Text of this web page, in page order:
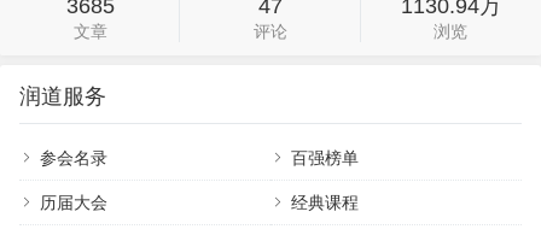
3685
文章
47
评论
1130.94万
浏览
润道服务
参会名录 百强榜单
历届大会 经典课程